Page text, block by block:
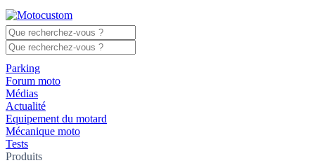
Parking
Forum moto
Médias
Actualité
Equipement du motard
Mécanique moto
Tests
Produits